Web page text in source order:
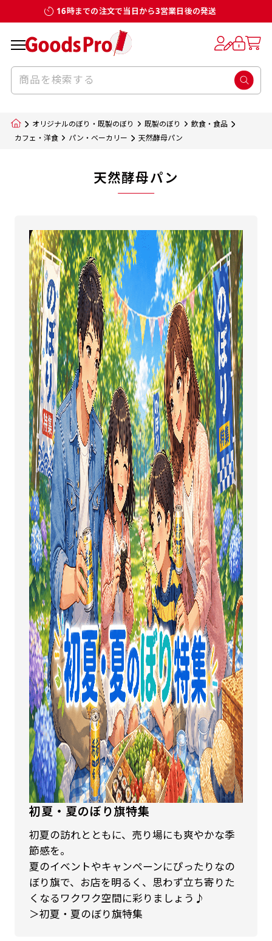
16時までの注文で当日から3営業日後の発送
オリジナルのぼり・既製のぼり 既製のぼり
飲食・食品
カフェ・洋食
パン・ベーカリー 天然酵母パン
天然酵母パン
初夏・夏のぼり旗特集
初夏の訪れとともに、売り場にも爽やかな季
節感を。
夏のイベントやキャンペーンにぴったりなの
ぼり旗で、お店を明るく、思わず立ち寄りた
くなるワクワク空間に彩りましょう♪
＞初夏・夏のぼり旗特集